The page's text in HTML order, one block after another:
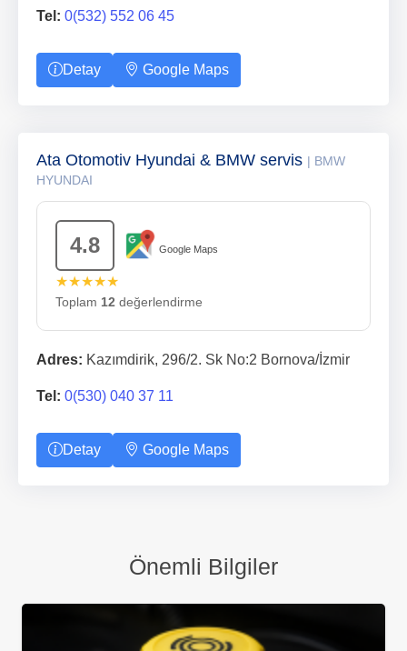
Tel: 0(532) 552 06 45
Detay Google Maps
Ata Otomotiv Hyundai & BMW servis | BMW
HYUNDAI
4.8 Google Maps
★★★★★
Toplam 12 değerlendirme
Adres: Kazımdirik, 296/2. Sk No:2 Bornova/İzmir
Tel: 0(530) 040 37 11
Detay Google Maps
Önemli Bilgiler